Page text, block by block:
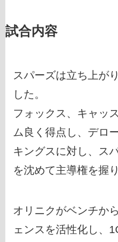
試合内容
スパーズは立ち上が
した。
フォックス、キャッ
ム良く得点し、デロ
キングスに対し、ス
を沈めて主導権を握
オリニクがベンチか
ェンスを活性化し、